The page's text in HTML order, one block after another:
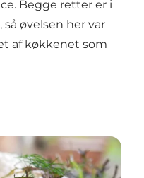
Begge retter er i
øvelsen her var
af køkkenet som